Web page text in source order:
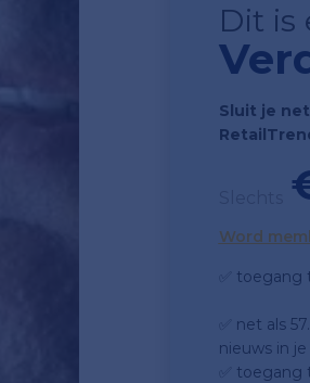
Dit is
Sluit je
Word
✅
✅ net als
nieuws in
✅